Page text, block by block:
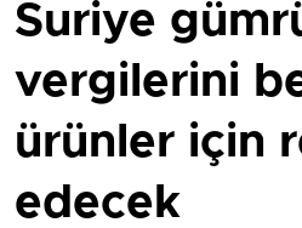
Suriye
vergilerini
ürünler için
edecek